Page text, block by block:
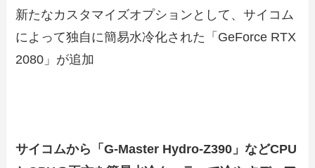
新たなカスタマイズオプションとして、サイコム
によって独自に簡易水冷化された「GeForce RTX
2080」が追加
サイコムから「G-Master Hydro-Z390」などCPU